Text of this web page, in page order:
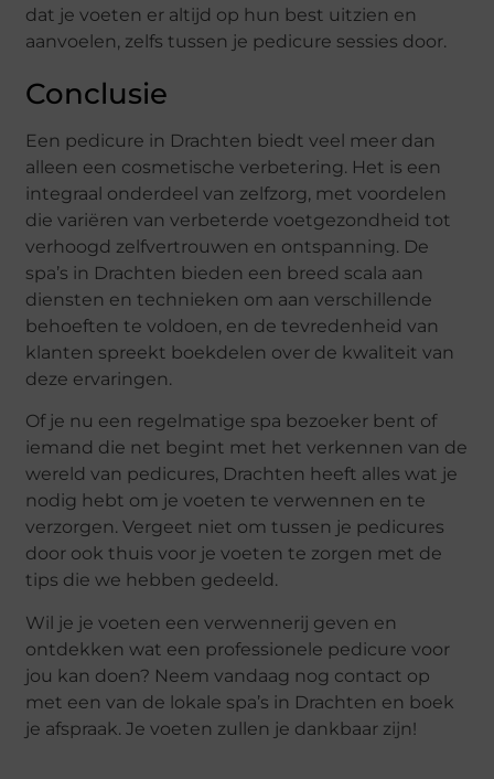
dat je voeten er altijd op hun best uitzien en
aanvoelen, zelfs tussen je pedicure sessies door.
Conclusie
Een pedicure in Drachten biedt veel meer dan
alleen een cosmetische verbetering. Het is een
integraal onderdeel van zelfzorg, met voordelen
die variëren van verbeterde voetgezondheid tot
verhoogd zelfvertrouwen en ontspanning. De
spa’s in Drachten bieden een breed scala aan
diensten en technieken om aan verschillende
behoeften te voldoen, en de tevredenheid van
klanten spreekt boekdelen over de kwaliteit van
deze ervaringen.
Of je nu een regelmatige spa bezoeker bent of
iemand die net begint met het verkennen van de
wereld van pedicures, Drachten heeft alles wat je
nodig hebt om je voeten te verwennen en te
verzorgen. Vergeet niet om tussen je pedicures
door ook thuis voor je voeten te zorgen met de
tips die we hebben gedeeld.
Wil je je voeten een verwennerij geven en
ontdekken wat een professionele pedicure voor
jou kan doen? Neem vandaag nog contact op
met een van de lokale spa’s in Drachten en boek
je afspraak. Je voeten zullen je dankbaar zijn!